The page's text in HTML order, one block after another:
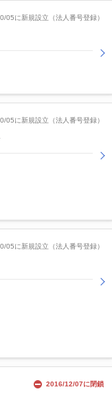
05に新規設立（法人番号登録）
05に新規設立（法人番号登録）
05に新規設立（法人番号登録）
2016/12/07に閉鎖